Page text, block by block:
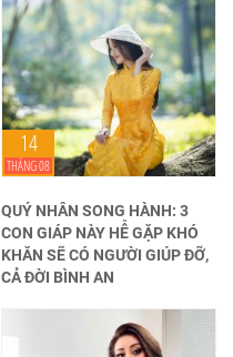
14
THÁNG 08
QUÝ NHÂN SONG HÀNH: 3
CON GIÁP NÀY HỄ GẶP KHÓ
KHĂN SẼ CÓ NGƯỜI GIÚP ĐỠ,
CẢ ĐỜI BÌNH AN